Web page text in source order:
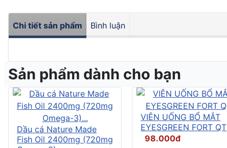
Chi tiết sản phẩm Bình luận
Sản phẩm dành cho bạn
Dầu cá Nature Made
Fish Oil 2400mg (720mg
VIÊN UỐNG BỔ MẮT
EYESGREEN FORT QT
98.000đ